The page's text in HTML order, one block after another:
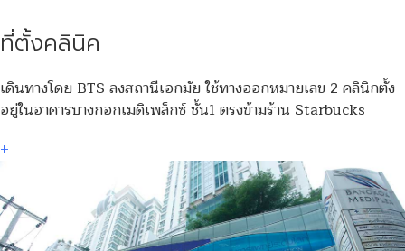
ที่ตั้งคลินิค
เดินทางโดย BTS ลงสถานีเอกมัย ใช้ทางออกหมายเลข 2 คลินิกตั้ง
อยู่ในอาคารบางกอกเมดิเพล็กซ์ ชั้น1 ตรงข้ามร้าน Starbucks
+